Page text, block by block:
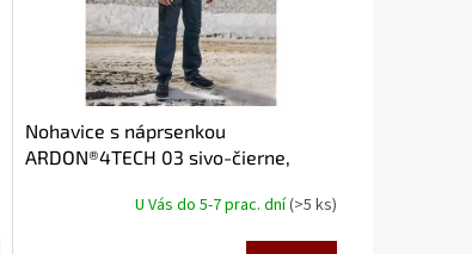
Nohavice s náprsenkou
ARDON®4TECH 03 sivo-čierne,
U Vás do 5-7 prac. dní(>5 ks)